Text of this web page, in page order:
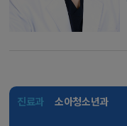
진료과 소아청소년과